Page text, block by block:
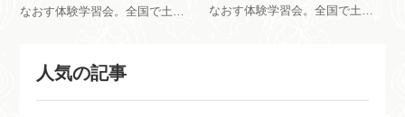
なおす体験学習会。全国で土曜
れが参加しても無料です。午後
なおす体験学習会。全国で土曜
人気の記事